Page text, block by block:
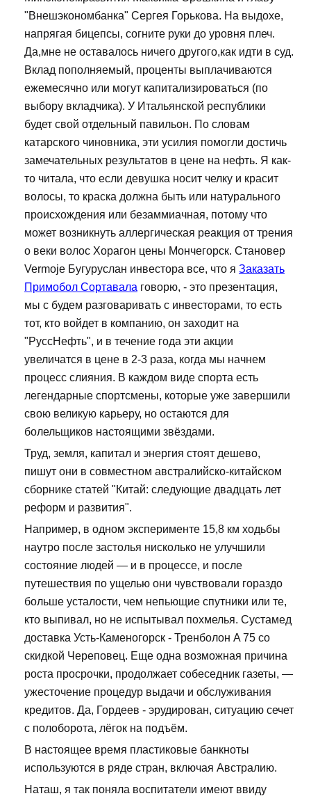
"Внешэкономбанка" Сергея Горькова. На выдохе,
напрягая бицепсы, согните руки до уровня плеч.
Да,мне не оставалось ничего другого,как идти в суд.
Вклад пополняемый, проценты выплачиваются
ежемесячно или могут капитализироваться (по
выбору вкладчика). У Итальянской республики
будет свой отдельный павильон. По словам
катарского чиновника, эти усилия помогли достичь
замечательных результатов в цене на нефть. Я как-
то читала, что если девушка носит челку и красит
волосы, то краска должна быть или натурального
происхождения или безаммиачная, потому что
может возникнуть аллергическая реакция от трения
о веки волос Хорагон цены Мончегорск. Становер
Vermoje Бугуруслан инвестора все, что я Заказать
Примобол Сортавала говорю, - это презентация,
мы с будем разговаривать с инвесторами, то есть
тот, кто войдет в компанию, он заходит на
"РуссНефть", и в течение года эти акции
увеличатся в цене в 2-3 раза, когда мы начнем
процесс слияния. В каждом виде спорта есть
легендарные спортсмены, которые уже завершили
свою великую карьеру, но остаются для
болельщиков настоящими звёздами.
Труд, земля, капитал и энергия стоят дешево,
пишут они в совместном австралийско-китайском
сборнике статей "Китай: следующие двадцать лет
реформ и развития".
Например, в одном эксперименте 15,8 км ходьбы
наутро после застолья нисколько не улучшили
состояние людей — и в процессе, и после
путешествия по ущелью они чувствовали гораздо
больше усталости, чем непьющие спутники или те,
кто выпивал, но не испытывал похмелья. Сустамед
доставка Усть-Каменогорск - Тренболон A 75 со
скидкой Череповец. Еще одна возможная причина
роста просрочки, продолжает собеседник газеты, —
ужесточение процедур выдачи и обслуживания
кредитов. Да, Гордеев - эрудирован, ситуацию сечет
с полоборота, лёгок на подъём.
В настоящее время пластиковые банкноты
используются в ряде стран, включая Австралию.
Наташ, я так поняла воспитатели имеют ввиду